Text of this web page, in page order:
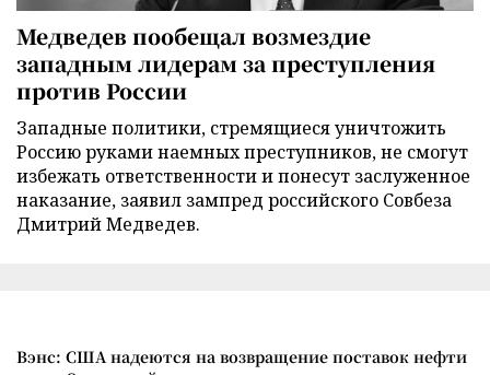
Медведев пообещал возмездие
западным лидерам за преступления
против России
Западные политики, стремящиеся уничтожить
Россию руками наемных преступников, не смогут
избежать ответственности и понесут заслуженное
наказание, заявил зампред российского Совбеза
Дмитрий Медведев.
Вэнс: США надеются на возвращение поставок нефти